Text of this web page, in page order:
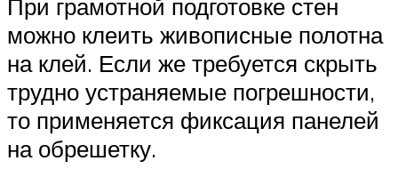
При грамотной подготовке стен
можно клеить живописные полотна
на клей. Если же требуется скрыть
трудно устраняемые погрешности,
то применяется фиксация панелей
на обрешетку.